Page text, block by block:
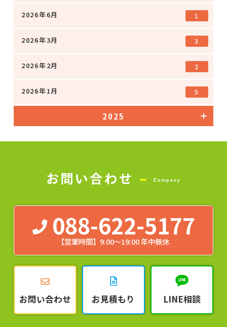
2026年6月 1
2026年3月 3
2026年2月 2
2026年1月 5
2025
088-622-5177
【営業時間】9:00～19:00 年中無休
お問い合わせ お見積もり LINE相談